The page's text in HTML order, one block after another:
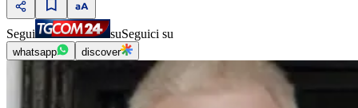
Segui suSeguici su
whatsapp discover